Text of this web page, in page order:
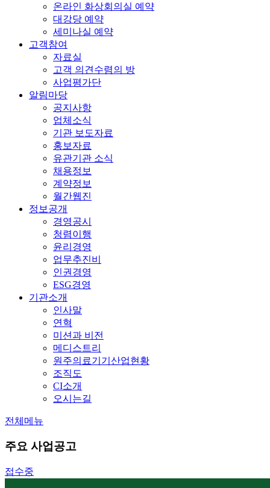
온라인 화상회의실 예약
대강당 예약
세미나실 예약
고객참여
자료실
고객 의견수렴의 방
사업평가단
알림마당
공지사항
업체소식
기관 보도자료
홍보자료
유관기관 소식
채용정보
계약정보
월간웹진
정보공개
경영공시
청렴이행
윤리경영
업무추진비
인권경영
ESG경영
기관소개
인사말
연혁
미션과 비전
메디스트리
원주의료기기산업현황
조직도
CI소개
오시는길
전체메뉴
주요 사업공고
접수중